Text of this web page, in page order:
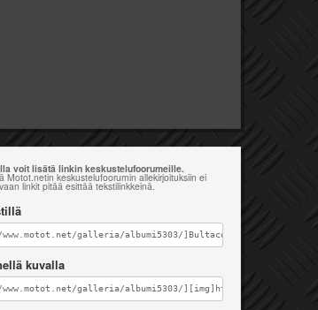
voit lisätä linkin keskustelufoorumeille.
Motot.netin keskustelufoorumin allekirjoituksiin ei
linkit pitää esittää tekstilinkkeinä.
galleria/albumi5303/]Bultaco[/url]
kuvalla
galleria/albumi5303/][img]http://